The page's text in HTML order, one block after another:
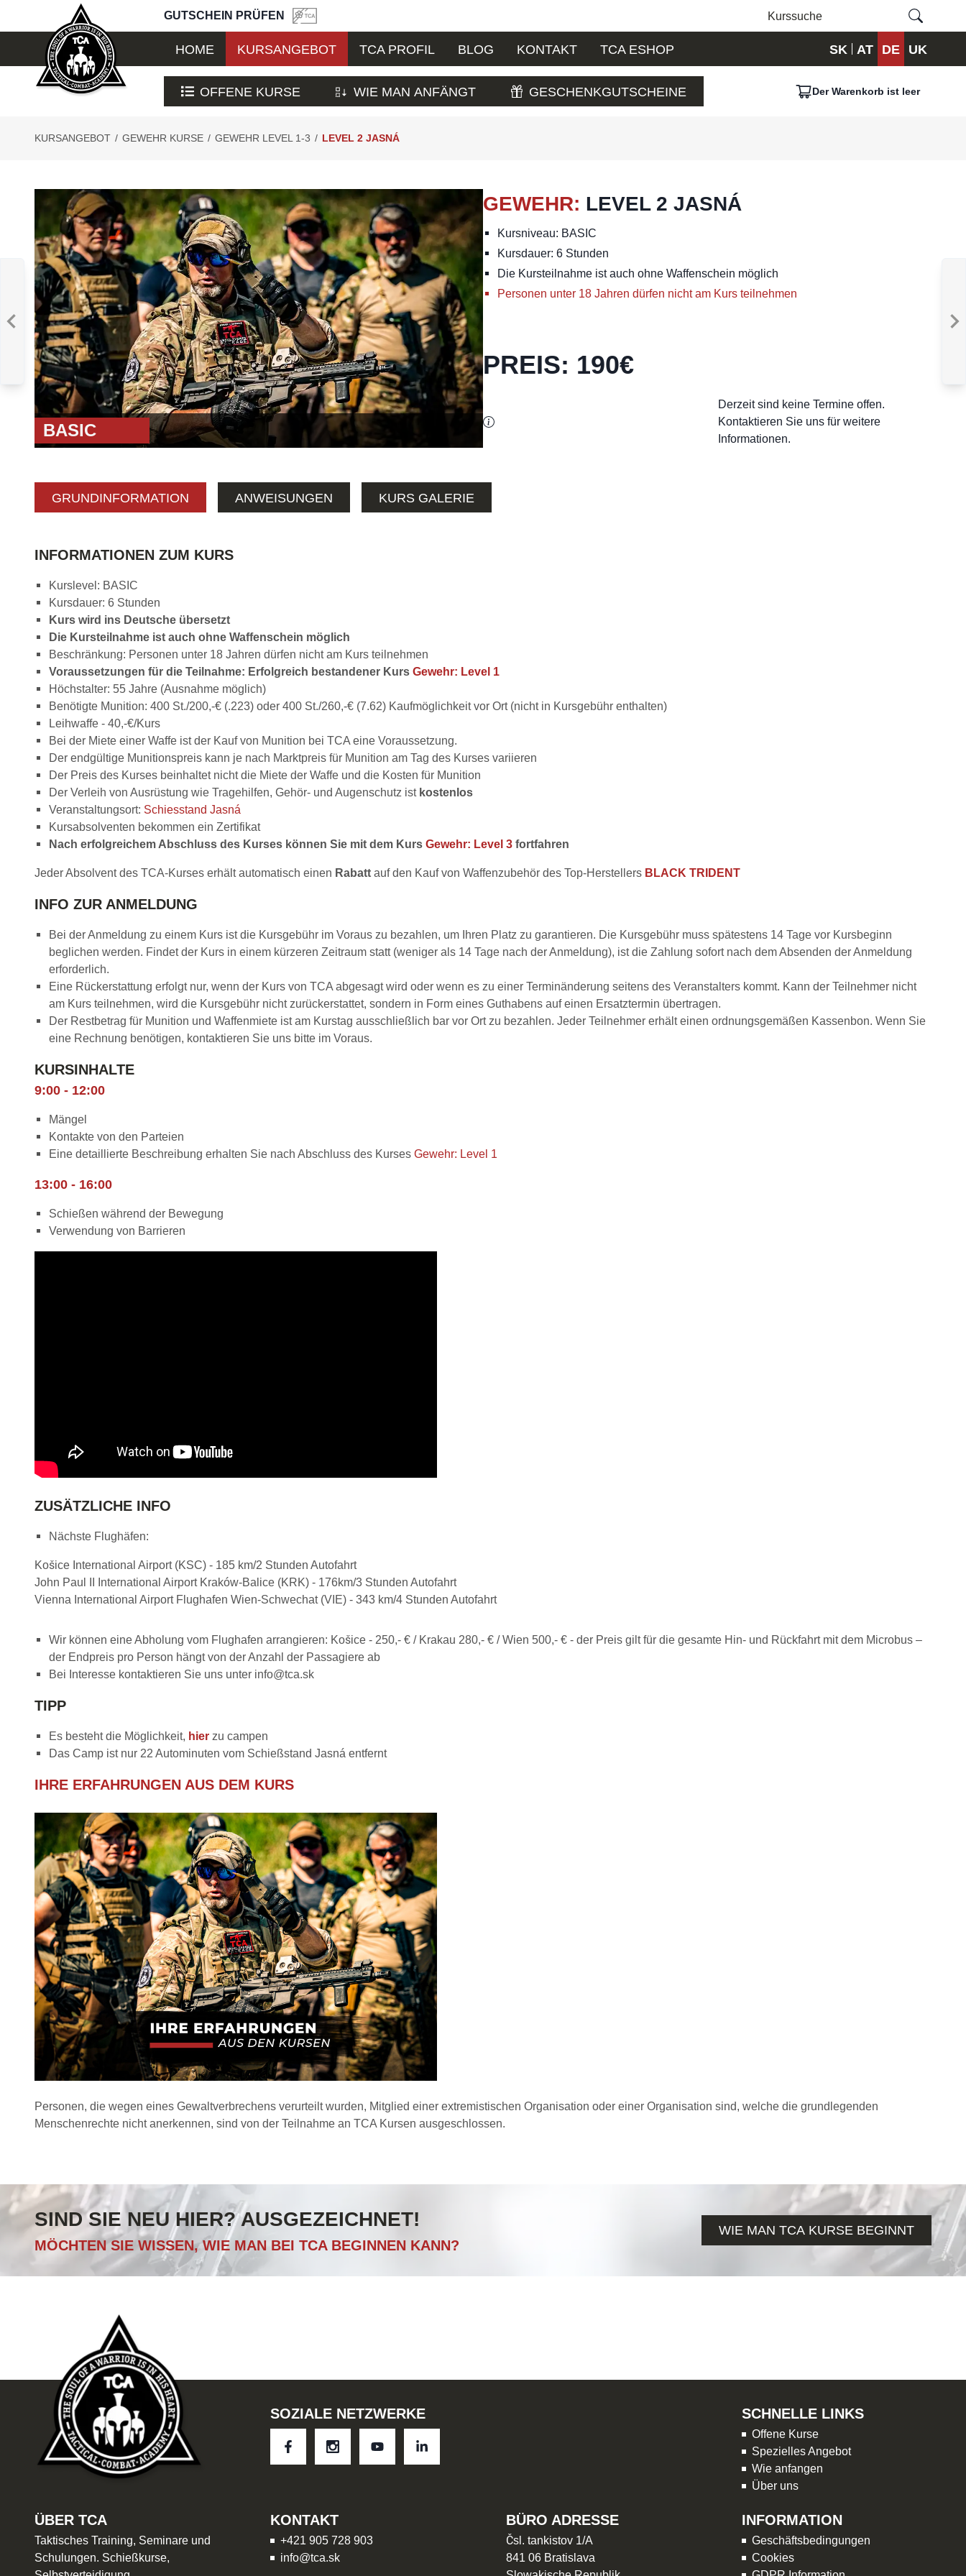
GUTSCHEIN PRÜFEN
HOME KURSANGEBOT TCA PROFIL BLOG KONTAKT TCA ESHOP SK AT DE UK
OFFENE KURSE WIE MAN ANFÄNGT GESCHENKGUTSCHEINE Der Warenkorb ist leer
KURSANGEBOT / GEWEHR KURSE / GEWEHR LEVEL 1-3 / LEVEL 2 JASNÁ
BASIC
LEVEL 1 JASNÁ
BASIC
GEWEHR: LEVEL 2 JASNÁ
Kursniveau: BASIC
Kursdauer: 6 Stunden
Die Kursteilnahme ist auch ohne Waffenschein möglich
Personen unter 18 Jahren dürfen nicht am Kurs teilnehmen
PREIS: 190€
Derzeit sind keine Termine offen.
Kontaktieren Sie uns für weitere
Informationen.
GRUNDINFORMATION ANWEISUNGEN KURS GALERIE
INFORMATIONEN ZUM KURS
Kurslevel: BASIC
Kursdauer: 6 Stunden
Kurs wird ins Deutsche übersetzt
Die Kursteilnahme ist auch ohne Waffenschein möglich
Beschränkung: Personen unter 18 Jahren dürfen nicht am Kurs teilnehmen
Voraussetzungen für die Teilnahme: Erfolgreich bestandener Kurs Gewehr: Level 1
Höchstalter: 55 Jahre (Ausnahme möglich)
Benötigte Munition: 400 St./200,-€ (.223) oder 400 St./260,-€ (7.62) Kaufmöglichkeit vor Ort (nicht in Kursgebühr enthalten)
Leihwaffe - 40,-€/Kurs
Bei der Miete einer Waffe ist der Kauf von Munition bei TCA eine Voraussetzung.
Der endgültige Munitionspreis kann je nach Marktpreis für Munition am Tag des Kurses variieren
Der Preis des Kurses beinhaltet nicht die Miete der Waffe und die Kosten für Munition
Der Verleih von Ausrüstung wie Tragehilfen, Gehör- und Augenschutz ist kostenlos
Veranstaltungsort: Schiesstand Jasná
Kursabsolventen bekommen ein Zertifikat
Nach erfolgreichem Abschluss des Kurses können Sie mit dem Kurs Gewehr: Level 3 fortfahren
Jeder Absolvent des TCA-Kurses erhält automatisch einen Rabatt auf den Kauf von Waffenzubehör des Top-Herstellers BLACK TRIDENT
INFO ZUR ANMELDUNG
Bei der Anmeldung zu einem Kurs ist die Kursgebühr im Voraus zu bezahlen, um Ihren Platz zu garantieren. Die Kursgebühr muss spätestens 14 Tage vor Kursbeginn
beglichen werden. Findet der Kurs in einem kürzeren Zeitraum statt (weniger als 14 Tage nach der Anmeldung), ist die Zahlung sofort nach dem Absenden der Anmeldung
erforderlich.
Eine Rückerstattung erfolgt nur, wenn der Kurs von TCA abgesagt wird oder wenn es zu einer Terminänderung seitens des Veranstalters kommt. Kann der Teilnehmer nicht
am Kurs teilnehmen, wird die Kursgebühr nicht zurückerstattet, sondern in Form eines Guthabens auf einen Ersatztermin übertragen.
Der Restbetrag für Munition und Waffenmiete ist am Kurstag ausschließlich bar vor Ort zu bezahlen. Jeder Teilnehmer erhält einen ordnungsgemäßen Kassenbon. Wenn Sie
eine Rechnung benötigen, kontaktieren Sie uns bitte im Voraus.
KURSINHALTE
9:00 - 12:00
Mängel
Kontakte von den Parteien
Eine detaillierte Beschreibung erhalten Sie nach Abschluss des Kurses Gewehr: Level 1
13:00 - 16:00
Schießen während der Bewegung
Verwendung von Barrieren
ZUSÄTZLICHE INFO
Nächste Flughäfen:
Košice International Airport (KSC) - 185 km/2 Stunden Autofahrt
John Paul II International Airport Kraków-Balice (KRK) - 176km/3 Stunden Autofahrt
Vienna International Airport Flughafen Wien-Schwechat (VIE) - 343 km/4 Stunden Autofahrt
Wir können eine Abholung vom Flughafen arrangieren: Košice - 250,- € / Krakau 280,- € / Wien 500,- € - der Preis gilt für die gesamte Hin- und Rückfahrt mit dem Microbus –
der Endpreis pro Person hängt von der Anzahl der Passagiere ab
Bei Interesse kontaktieren Sie uns unter info@tca.sk
TIPP
Es besteht die Möglichkeit, hier zu campen
Das Camp ist nur 22 Autominuten vom Schießstand Jasná entfernt
IHRE ERFAHRUNGEN AUS DEM KURS
Personen, die wegen eines Gewaltverbrechens verurteilt wurden, Mitglied einer extremistischen Organisation oder einer Organisation sind, welche die grundlegenden
Menschenrechte nicht anerkennen, sind von der Teilnahme an TCA Kursen ausgeschlossen.
SIND SIE NEU HIER? AUSGEZEICHNET!
MÖCHTEN SIE WISSEN, WIE MAN BEI TCA BEGINNEN KANN?
WIE MAN TCA KURSE BEGINNT
SOZIALE NETZWERKE SCHNELLE LINKS
Offene Kurse
Spezielles Angebot
Wie anfangen
Über uns
ÜBER TCA
Taktisches Training, Seminare und
Schulungen. Schießkurse,
KONTAKT
+421 905 728 903
info@tca.sk
BÜRO ADRESSE
Čsl. tankistov 1/A
841 06 Bratislava
INFORMATION
Geschäftsbedingungen
Cookies